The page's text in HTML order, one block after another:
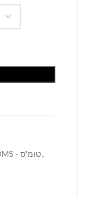
TOMS - טומ'ס,